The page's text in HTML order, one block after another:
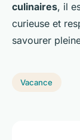
culinaires, il
curieuse et
savourer
Vacance